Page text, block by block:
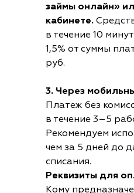
займы онлайн»
кабинете.
в течение 10
1,5% от суммы
руб.
3. Через
Платеж без
в течение 3–5
Рекомендуем
чем за 5 дней до
списания.
Реквизиты для
Кому